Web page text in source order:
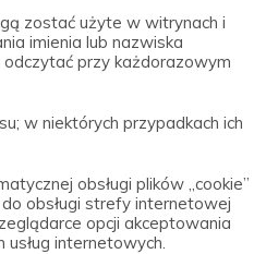
zostać użyte w witrynach i
imienia lub nazwiska
przy każdorazowym
w niektórych przypadkach ich
obsługi plików „cookie”
obsługi strefy internetowej
opcji akceptowania
internetowych.